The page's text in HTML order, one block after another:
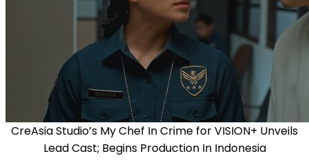
CreAsia Studio’s My Chef In Crime for VISION+ Unveils
Lead Cast; Begins Production In Indonesia